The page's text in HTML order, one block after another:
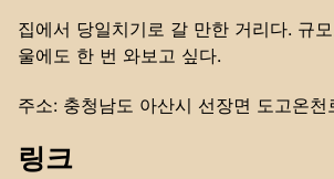
집에서 당일치기로 갈 만한 거리다. 규
울에도 한 번 와보고 싶다.
주소: 충청남도 아산시 선장면 도고온천
링크